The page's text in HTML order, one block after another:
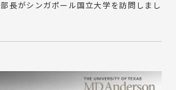
長がシンガポール国立大学を訪問しまし